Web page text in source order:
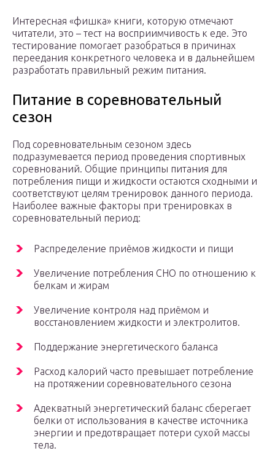
Интересная «фишка» книги, которую отмечают
читатели, это – тест на восприимчивость к еде. Это
тестирование помогает разобраться в причинах
переедания конкретного человека и в дальнейшем
разработать правильный режим питания.
Питание в соревновательный
сезон
Под соревновательным сезоном здесь
подразумевается период проведения спортивных
соревнований. Общие принципы питания для
потребления пищи и жидкости остаются сходными и
соответствуют целям тренировок данного периода.
Наиболее важные факторы при тренировках в
соревновательный период:
Распределение приёмов жидкости и пищи
Увеличение потребления СНО по отношению к
белкам и жирам
Увеличение контроля над приёмом и
восстановлением жидкости и электролитов.
Поддержание энергетического баланса
Расход калорий часто превышает потребление
на протяжении соревновательного сезона
Адекватный энергетический баланс сберегает
белки от использования в качестве источника
энергии и предотвращает потери сухой массы
тела.